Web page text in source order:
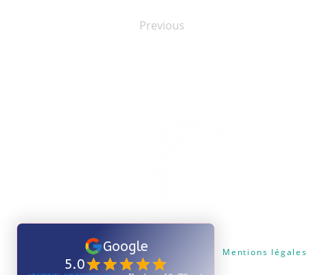
Previous
Certificat Qualiopi Mentions légales